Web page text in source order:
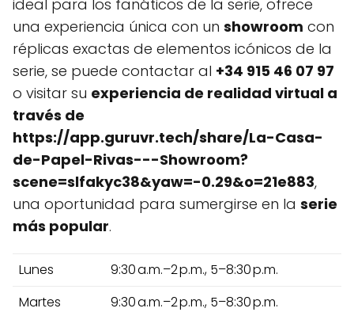
ideal para los fanáticos de la serie, ofrece
una experiencia única con un showroom con
réplicas exactas de elementos icónicos de la
serie, se puede contactar al +34 915 46 07 97
o visitar su experiencia de realidad virtual a
través de
https://app.guruvr.tech/share/La-Casa-
de-Papel-Rivas---Showroom?
scene=slfakyc38&yaw=-0.29&o=21e883,
una oportunidad para sumergirse en la serie
más popular.
Lunes
9:30 a.m.–2 p.m., 5–8:30 p.m.
Martes
9:30 a.m.–2 p.m., 5–8:30 p.m.